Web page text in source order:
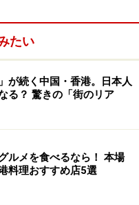
るキュートなフルーツ
てみて。
たい
が続く中国・香港。日本人
る？ 驚きの「街のリア
ルメを食べるなら！ 本場
料理おすすめ店5選